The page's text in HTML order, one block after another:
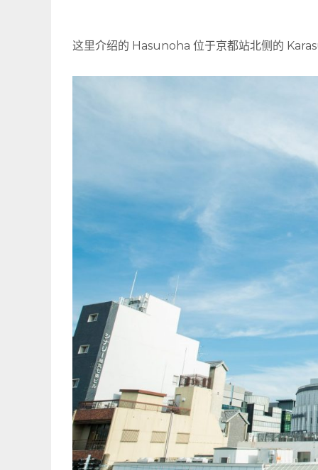
这里介绍的 Hasunoha 位于京都站北侧的